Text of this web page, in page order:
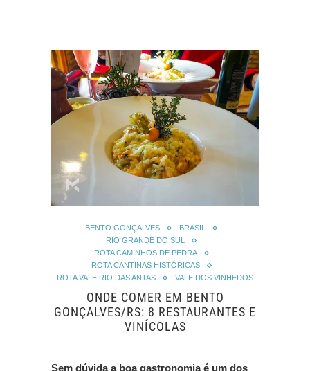
BENTO GONÇALVES
BRASIL
RIO GRANDE DO SUL
ROTA CAMINHOS DE PEDRA
ROTA CANTINAS HISTÓRICAS
ROTA VALE RIO DAS ANTAS
VALE DOS VINHEDOS
ONDE COMER EM BENTO
GONÇALVES/RS: 8 RESTAURANTES E
VINÍCOLAS
Sem dúvida a boa gastronomia é um dos